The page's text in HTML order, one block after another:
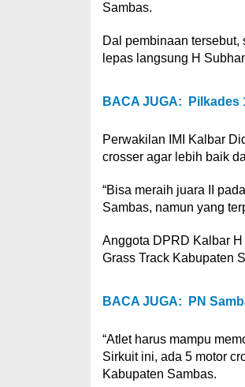
Sambas.
Dal pembinaan
lepas langsung H
BACA JUGA: Pilkades
Perwakilan IMI Kalbar
crosser agar lebih baik
“Bisa meraih juara II
Sambas, namun yang
Anggota DPRD Kalbar
Grass Track Kabupaten
BACA JUGA: PN
“Atlet harus mampu
Sirkuit ini, ada 5 motor
Kabupaten Sambas.